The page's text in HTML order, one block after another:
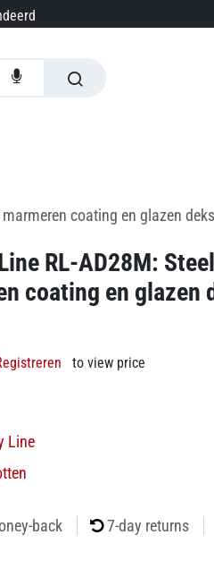
coating en glazen
RL-AD28M:
coating en glazen
to view price
Line
back 7-day returns